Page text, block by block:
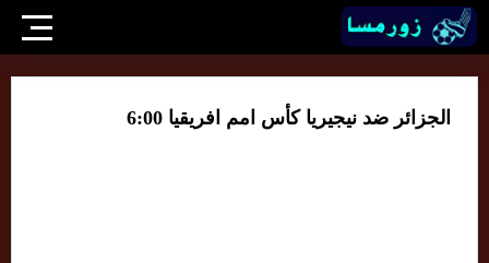
الجزائر ضد نيجيريا كأس امم افريقيا 6:00